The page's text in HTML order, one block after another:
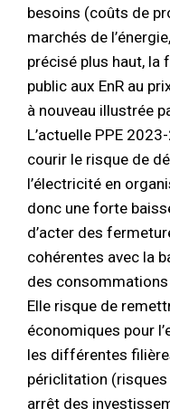
besoins (coûts de
marchés de
précisé plus haut, la
public aux EnR au
à nouveau illustrée
L’actuelle PPE
courir le risque de
l’électricité en
donc une forte
d’acter des
cohérentes avec la
des consommations
Elle risque de
économiques pour
les différentes
périclitation
arrêt des